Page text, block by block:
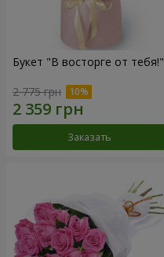
Букет "В восторге от тебя!"
2 775 грн
Заказать